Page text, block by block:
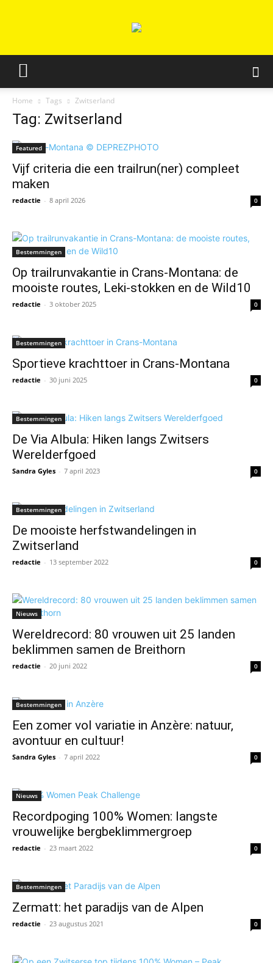
Home Tags Zwitserland
Tag: Zwitserland
Featured
Vijf criteria die een trailrun(ner) compleet
maken
redactie - 8 april 2026 0
Bestemmingen
Op trailrunvakantie in Crans-Montana: de
mooiste routes, Leki-stokken en de Wild10
redactie - 3 oktober 2025 0
Bestemmingen
Sportieve krachttoer in Crans-Montana
redactie - 30 juni 2025 0
Bestemmingen
De Via Albula: Hiken langs Zwitsers
Werelderfgoed
Sandra Gyles - 7 april 2023 0
Bestemmingen
De mooiste herfstwandelingen in
Zwitserland
redactie - 13 september 2022 0
Nieuws
Wereldrecord: 80 vrouwen uit 25 landen
beklimmen samen de Breithorn
redactie - 20 juni 2022 0
Bestemmingen
Een zomer vol variatie in Anzère: natuur,
avontuur en cultuur!
Sandra Gyles - 7 april 2022 0
Nieuws
Recordpoging 100% Women: langste
vrouwelijke bergbeklimmergroep
redactie - 23 maart 2022 0
Bestemmingen
Zermatt: het paradijs van de Alpen
redactie - 23 augustus 2021 0